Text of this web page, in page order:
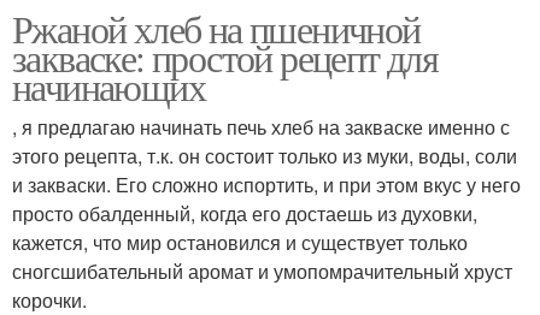
Ржаной хлеб на пшеничной
закваске: простой рецепт для
начинающих
, я предлагаю начинать печь хлеб на закваске именно с
этого рецепта, т.к. он состоит только из муки, воды, соли
и закваски. Его сложно испортить, и при этом вкус у него
просто обалденный, когда его достаешь из духовки,
кажется, что мир остановился и существует только
сногсшибательный аромат и умопомрачительный хруст
корочки.